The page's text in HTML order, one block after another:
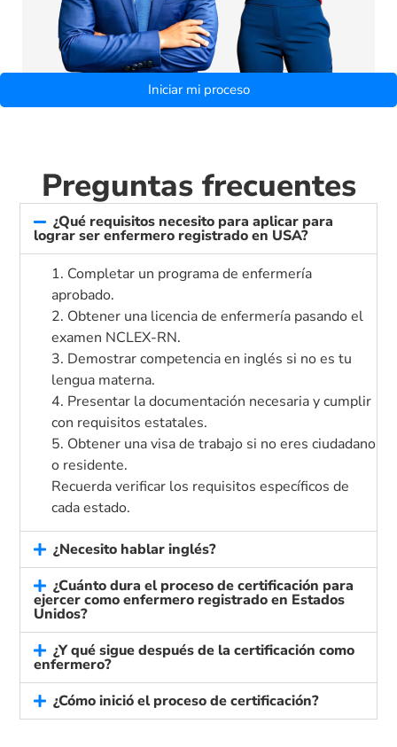
Iniciar mi proceso
Preguntas frecuentes
¿Qué requisitos necesito para aplicar para
lograr ser enfermero registrado en USA?
1. Completar un programa de enfermería
aprobado.
2. Obtener una licencia de enfermería pasando el
examen NCLEX-RN.
3. Demostrar competencia en inglés si no es tu
lengua materna.
4. Presentar la documentación necesaria y cumplir
con requisitos estatales.
5. Obtener una visa de trabajo si no eres ciudadano
o residente.
Recuerda verificar los requisitos específicos de
cada estado.
¿Necesito hablar inglés?
¿Cuánto dura el proceso de certificación para
ejercer como enfermero registrado en Estados
Unidos?
¿Y qué sigue después de la certificación como
enfermero?
¿Cómo inició el proceso de certificación?